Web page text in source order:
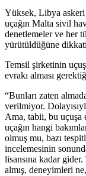
Yüksek, Libya askeri
uçağın Malta sivil
denetlemeler ve her
yürütüldüğüne
Temsil şirketinin
evrakı alması
“Bunları zaten
verilmiyor.
Ama, tabii, bu uçuşa
uçağın hangi
olmuş mu, bazı
incelemesinin
lisansına kadar
almış, deneyimleri